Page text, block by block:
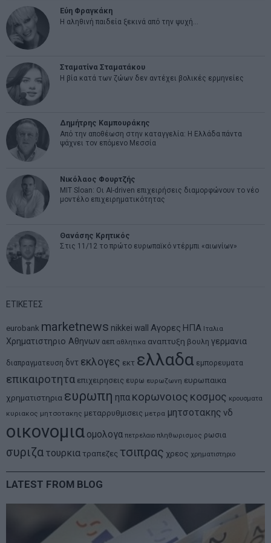
Εύη Φραγκάκη
Η αληθινή παιδεία ξεκινά από την ψυχή…
Σταματίνα Σταματάκου
Η βία κατά των ζώων δεν αντέχει βολικές ερμηνείες
Δημήτρης Καμπουράκης
Από την αποθέωση στην καταγγελία: Η Ελλάδα πάντα
ψάχνει τον επόμενο Μεσσία
Νικόλαος Φουρτζής
MIT Sloan: Οι AI-driven επιχειρήσεις διαμορφώνουν το νέο
μοντέλο επιχειρηματικότητας
Θανάσης Κρητικός
Στις 11/12 το πρώτο ευρωπαϊκό ντέρμπι «αιωνίων»
ΕΤΙΚΕΤΕΣ
eurobank marketnews nikkei wall Αγορες ΗΠΑ Ιταλια
Χρηματιστηριο Αθηνων αεπ αθλητικα αναπτυξη βουλη γερμανια
διαπραγματευση δντ εκλογες εκτ ελλαδα εμπορευματα
επικαιροτητα επιχειρησεις ευρω ευρωζωνη ευρωπαικα
χρηματιστηρια ευρωπη ηπα κορωνοιος κοσμος κρουσματα
κυριακος μητσοτακης μεταρρυθμισεις μετρα μητσοτακης νδ
οικονομια ομολογα πετρελαιο πληθωρισμος ρωσια
συριζα τουρκια τραπεζες τσιπρας χρεος χρηματιστηριο
LATEST FROM BLOG